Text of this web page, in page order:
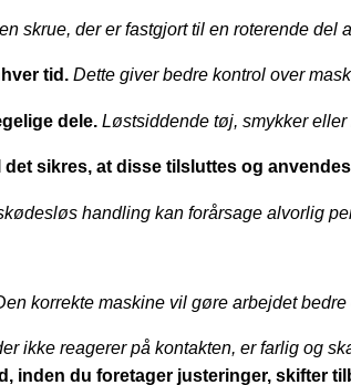
skrue, der er fastgjort til en roterende del
tid. Dette giver bedre kontrol over
dele. Løstsiddende tøj, smykker
sikres, at disse tilsluttes og
handling kan forårsage alvorlig
korrekte maskine vil gøre arbejdet
ikke reagerer på kontakten, er farlig og
inden du foretager justeringer, skifter